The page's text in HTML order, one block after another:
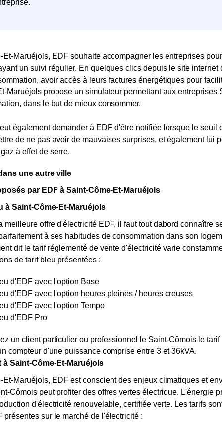
Et-Maruéjols, EDF souhaite accompagner les entreprises
un suivi régulier. En quelques clics depuis le site
avoir accès à leurs factures énergétiques pour
Maruéjols propose un simulateur permettant aux
dans le but de mieux consommer.
également demander à EDF d'être notifiée lorsque le seuil
de ne pas avoir de mauvaises surprises, et également lui
à effet de serre.
une autre ville
par EDF à Saint-Côme-Et-Maruéjols
à Saint-Côme-Et-Maruéjols
meilleure offre d'électricité EDF, il faut tout dabord connaître
à ses habitudes de consommation dans son
dit le tarif réglementé de vente d'électricité varie
de tarif bleu présentées :
d'EDF avec l'option Base
d'EDF avec l'option heures pleines / heures creuses
d'EDF avec l'option Tempo
d'EDF Pro
un client particulier ou professionnel le Saint-Cômois le
compteur d'une puissance comprise entre 3 et 36kVA.
à Saint-Côme-Et-Maruéjols
Et-Maruéjols, EDF est conscient des enjeux climatiques et
Cômois peut profiter des offres vertes électrique. L'énergie
d'électricité renouvelable, certifiée verte. Les tarifs
présentes sur le marché de l'électricité :